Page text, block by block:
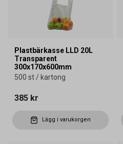
Plastbärkasse LLD 20L
Transparent
300x170x600mm
500 st / kartong
385 kr
Lägg i varukorgen